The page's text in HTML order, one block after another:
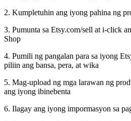
2. Kumpletuhin ang iyong pahina ng
3. Pumunta sa Etsy.com/sell at i-click
Shop
4. Pumili ng pangalan para sa iyong
piliin ang bansa, pera, at wika
5. Mag-upload ng mga larawan ng
ang iyong ibinebenta
6. Ilagay ang iyong impormasyon sa